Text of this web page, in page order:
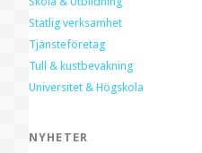
Statlig verksamhet
Tjänsteföretag
Tull & kustbevakning
Universitet & Högskola
NYHETER